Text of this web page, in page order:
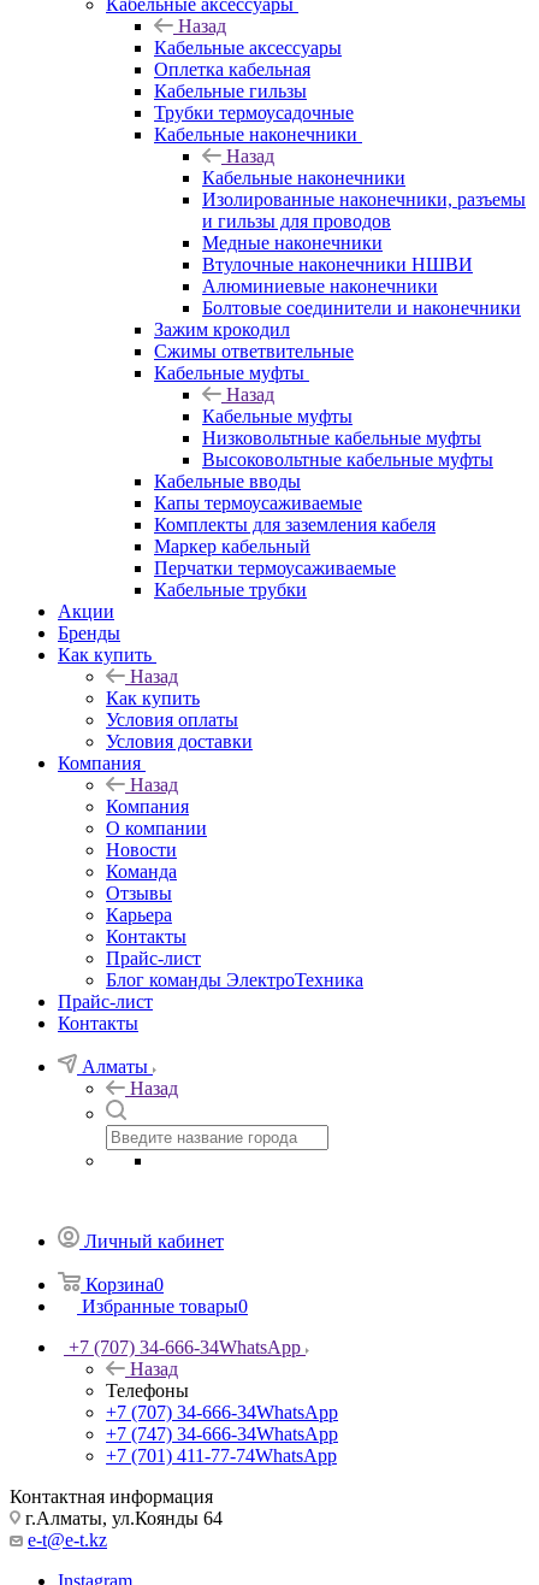
Кабельные аксессуары
Назад
Кабельные аксессуары
Оплетка кабельная
Кабельные гильзы
Трубки термоусадочные
Кабельные наконечники
Назад
Кабельные наконечники
Изолированные наконечники, разъемы
и гильзы для проводов
Медные наконечники
Втулочные наконечники НШВИ
Алюминиевые наконечники
Болтовые соединители и наконечники
Зажим крокодил
Сжимы ответвительные
Кабельные муфты
Назад
Кабельные муфты
Низковольтные кабельные муфты
Высоковольтные кабельные муфты
Кабельные вводы
Капы термоусаживаемые
Комплекты для заземления кабеля
Маркер кабельный
Перчатки термоусаживаемые
Кабельные трубки
Акции
Бренды
Как купить
Назад
Как купить
Условия оплаты
Условия доставки
Компания
Назад
Компания
О компании
Новости
Команда
Отзывы
Карьера
Контакты
Прайс-лист
Блог команды ЭлектроТехника
Прайс-лист
Контакты
Алматы
Назад
Личный кабинет
Корзина0
Избранные товары0
+7 (707) 34-666-34WhatsApp
Назад
Телефоны
+7 (707) 34-666-34WhatsApp
+7 (747) 34-666-34WhatsApp
+7 (701) 411-77-74WhatsApp
Контактная информация
г.Алматы, ул.Коянды 64
e-t@e-t.kz
Instagram